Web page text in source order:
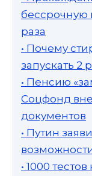
бессрочную
раза
• Почему
запускать 2
• Пенсию
Соцфонд
документов
• Путин
• 1000